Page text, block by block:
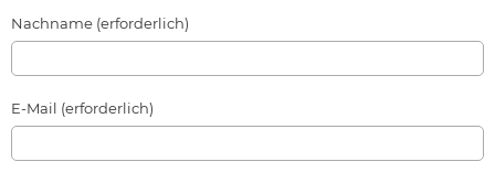
Nachname (erforderlich)
E-Mail (erforderlich)